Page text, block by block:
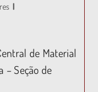
de Material
– Seção de